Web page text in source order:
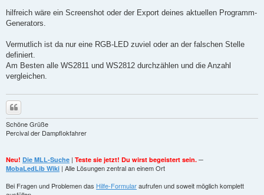
a
hilfreich wäre ein Screenshot oder der Export deines aktuellen Programm-
Generators.
Vermutlich ist da nur eine RGB-LED zuviel oder an der falschen Stelle
definiert.
Am Besten alle WS2811 und WS2812 durchzählen und die Anzahl
vergleichen.
Schöne Grüße
Percival der Dampflokfahrer
Neu! Die MLL-Suche | Teste sie jetzt! Du wirst begeistert sein. ─
MobaLedLib Wiki | Alle Lösungen zentral an einem Ort
Bei Fragen und Problemen das Hilfe-Formularaufrufen und soweit möglich komplett